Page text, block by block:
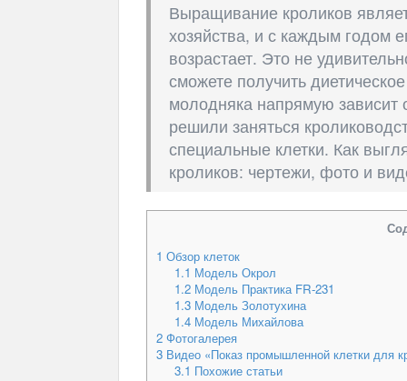
Выращивание кроликов
хозяйства, и с каждым годом
возрастает. Это не
сможете получить
молодняка напрямую зависит
решили заняться
специальные клетки. Как
кроликов: чертежи, фото и
1 Обзор клеток
1.1 Модель Окрол
1.2Модель Практика FR-231
1.3Модель Золотухина
1.4Модель Михайлова
2 Фотогалерея
3 Видео «Показ промышленной клетки для
3.1 Похожие статьи